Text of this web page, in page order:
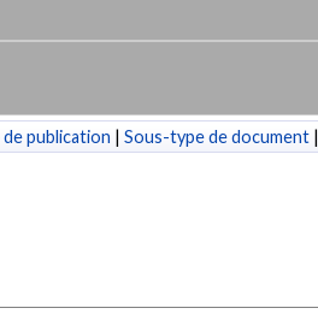
publication | Sous-type de document |